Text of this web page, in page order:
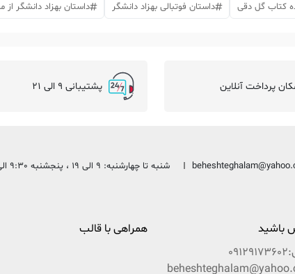
کتاب گل دقی داستان فوتبالی بهزاد دانشگر داستان بهزاد دانشگر از
پرداخت آنلاین پشتیبانی 9 الی 21
شنبه تا چهارشنبه: 9 الی 19 ، پنجشنبه 9:30 الی 13:30
باشید
09129173602
همراهی با قالب